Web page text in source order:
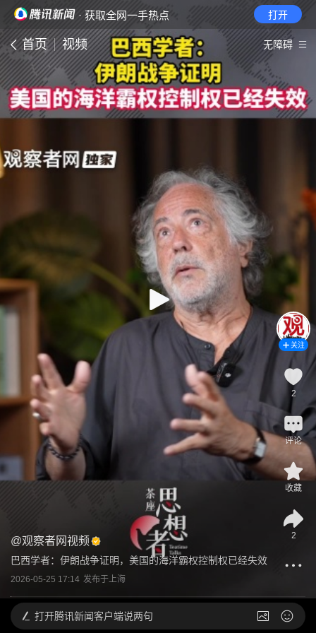
· 获取全网一手热点 打开
首页 视频 无障碍
@观察者网视频
巴西学者：伊朗战争证明，美国的海洋霸权控制权已经失效
2026-05-25 17:14 发布于上海
关注
2
评论
收藏
2
打开腾讯新闻客户端说两句